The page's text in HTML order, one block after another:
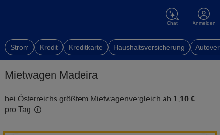
Chat Anmelden
Strom Kredit Kreditkarte Haushaltsversicherung
Mietwagen Madeira
bei Österreichs größtem Mietwagenvergleich ab 1,10 €
pro Tag